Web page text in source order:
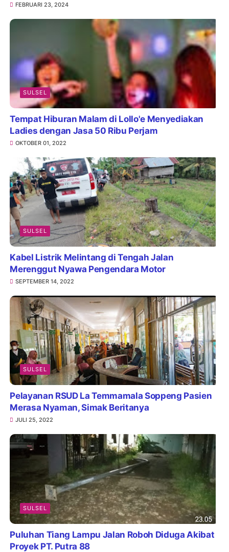
FEBRUARI 23, 2024
SULSEL
Tempat Hiburan Malam di Lollo'e Menyediakan
Ladies dengan Jasa 50 Ribu Perjam
OKTOBER 01, 2022
SULSEL
Kabel Listrik Melintang di Tengah Jalan
Merenggut Nyawa Pengendara Motor
SEPTEMBER 14, 2022
SULSEL
Pelayanan RSUD La Temmamala Soppeng Pasien
Merasa Nyaman, Simak Beritanya
JULI 25, 2022
SULSEL
Puluhan Tiang Lampu Jalan Roboh Diduga Akibat
Proyek PT. Putra 88